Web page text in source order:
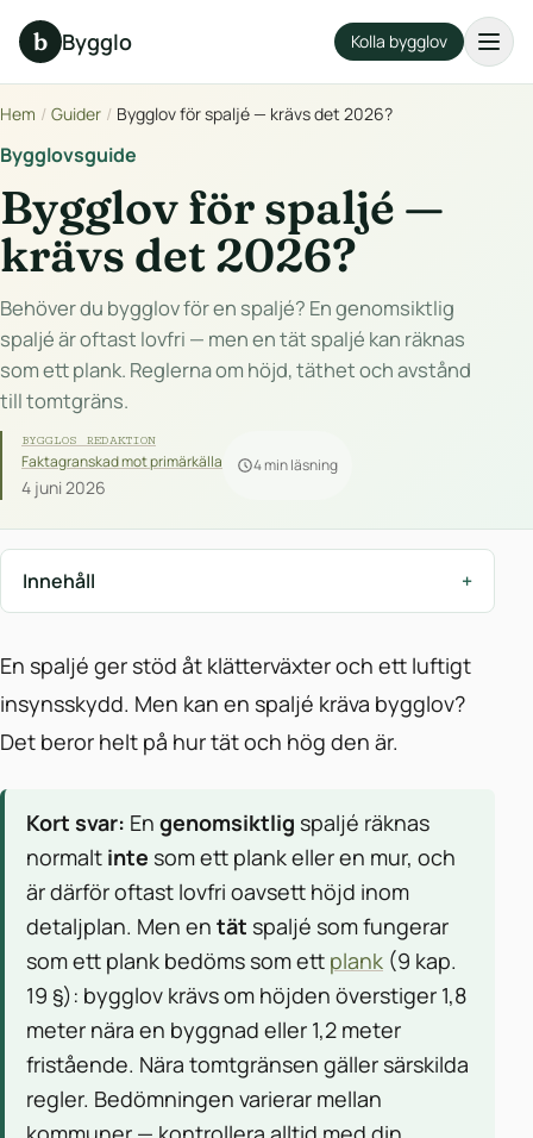
b Bygglo Kolla bygglov
Hem / Guider / Bygglov för spaljé — krävs det 2026?
Bygglovsguide
Bygglov för spaljé —
krävs det 2026?
Behöver du bygglov för en spaljé? En genomsiktlig
spaljé är oftast lovfri — men en tät spaljé kan räknas
som ett plank. Reglerna om höjd, täthet och avstånd
till tomtgräns.
BYGGLOS REDAKTION
Faktagranskad mot primärkälla
4 juni 2026
4 min läsning
Innehåll
En spaljé ger stöd åt klätterväxter och ett luftigt
insynsskydd. Men kan en spaljé kräva bygglov?
Det beror helt på hur tät och hög den är.
Kort svar: En genomsiktlig spaljé räknas
normalt inte som ett plank eller en mur, och
är därför oftast lovfri oavsett höjd inom
detaljplan. Men en tät spaljé som fungerar
som ett plank bedöms som ett plank (9 kap.
19 §): bygglov krävs om höjden överstiger 1,8
meter nära en byggnad eller 1,2 meter
fristående. Nära tomtgränsen gäller särskilda
regler. Bedömningen varierar mellan